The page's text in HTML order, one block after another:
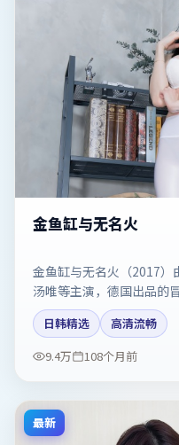
金鱼缸与无名火
金鱼缸与无名火（2017）
汤唯等主演，德国出品的
比例拿捏得当。剧情简介
期以片方资料为准。
日韩精选
高清流畅
9.4万
108个月前
最新